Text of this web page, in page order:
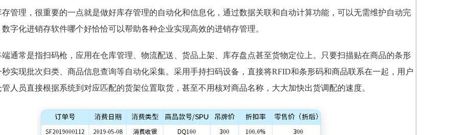
存管理，很重要的一点就是做好库存管理的自动化和信息化，通过数据关联和自动计算功能，可以无需维护自动完
字化进销存软件哪个好恰恰可以帮助各种企业实现高效的进销存管理。
端通常是指扫码枪，应用在仓库管理、物流配送、货品上架、库存盘点甚至货物定位上。只要扫描贴在商品的条形
实现批次归类、商品信息查询等自动化采集。采用手持扫码设备，直接将RFID和条形码和商品联系在一起，用户
人员直接根据系统到对应匹配的货架位置取货，甚至不用核对商品名称，大大加快出货调配的速度。